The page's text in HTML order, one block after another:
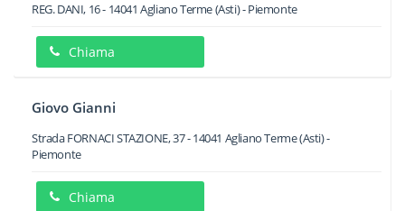
REG. DANI, 16- 14041 Agliano Terme(Asti) -Piemonte
Chiama
Giovo Gianni
Strada FORNACI STAZIONE, 37-14041 Agliano Terme(Asti) -
Piemonte
Chiama